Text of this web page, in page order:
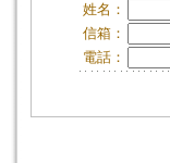
姓名：
信箱：
電話：